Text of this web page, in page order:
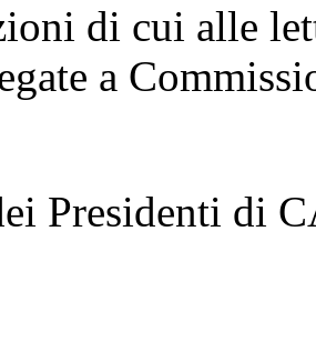
di cui alle
a
Presidenti di